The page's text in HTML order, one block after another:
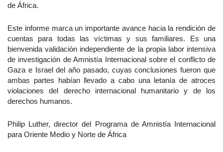
de África.
Este informe marca un importante avance hacia la rendición de
cuentas para todas las víctimas y sus familiares. Es una
bienvenida validación independiente de la propia labor intensiva
de investigación de Amnistía Internacional sobre el conflicto de
Gaza e Israel del año pasado, cuyas conclusiones fueron que
ambas partes habían llevado a cabo una letanía de atroces
violaciones del derecho internacional humanitario y de los
derechos humanos.
Philip Luther, director del Programa de Amnistía Internacional
para Oriente Medio y Norte de África